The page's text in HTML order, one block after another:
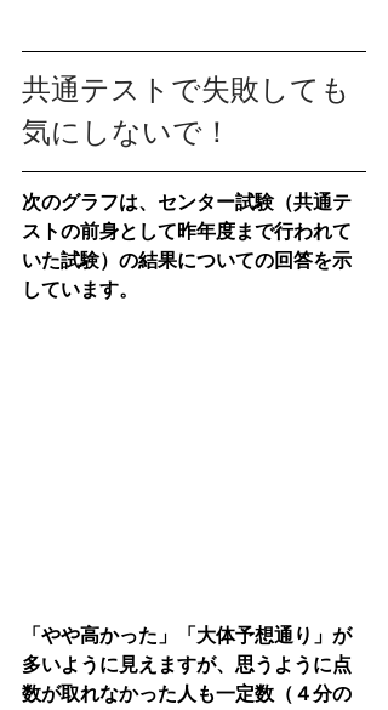
共通テストで失敗しても
気にしないで！
次のグラフは、センター試験（共通テ
ストの前身として昨年度まで行われて
いた試験）の結果についての回答を示
しています。
「やや高かった」「大体予想通り」が
多いように見えますが、思うように点
数が取れなかった人も一定数（４分の